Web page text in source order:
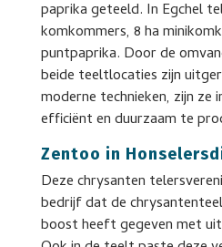
paprika geteeld. In Egchel
komkommers, 8 ha
puntpaprika. Door de
beide teeltlocaties zijn
moderne technieken, zijn ze
efficiënt en duurzaam te
Zentoo in
Deze chrysanten
bedrijf dat de
boost heeft gegeven met